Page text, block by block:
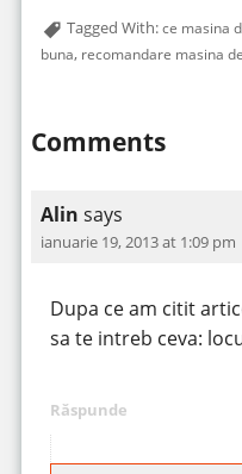
Tagged With:ce masina
buna, recomandare masina
Comments
Alin says
ianuarie 19, 2013 at 1:09 pm
Dupa ce am citit
sa te intreb ceva:
Răspunde